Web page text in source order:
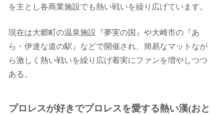
を主とし各商業施設でも熱い戦いを繰り広げています。
現在は大郷町の温泉施設『夢実の国』や大崎市の『あ
ら・伊達な道の駅』などで開催され、簡易なマットなが
ら激しく熱い戦いを繰り広げ着実にファンを増やしつつ
ある。
プロレスが好きでプロレスを愛する熱い漢(おと